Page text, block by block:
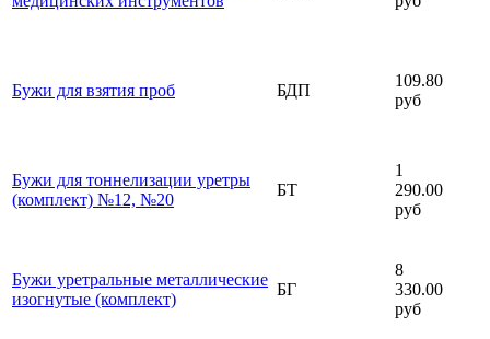
Бужи для взятия проб БДП
109.80
руб
Бужи для тоннелизации уретры
(комплект) №12, №20
БТ
1
290.00
руб
Бужи уретральные металлические
изогнутые (комплект)
БГ
8
330.00
руб